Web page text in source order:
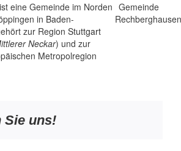
ist eine Gemeinde im Norden
in Baden-
zur Region Stuttgart
Neckar) und zur
Metropolregion
Sie uns!